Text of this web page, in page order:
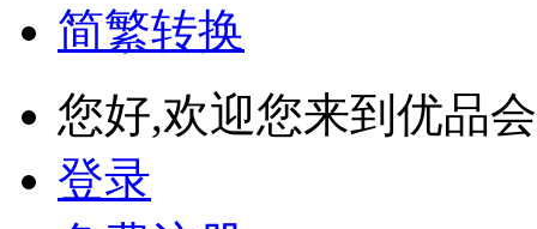
简繁转换
您好,欢迎您来到优品会
登录